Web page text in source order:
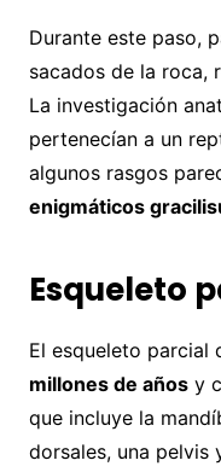
Durante este paso,
sacados de la roca,
La investigación
pertenecían a un
algunos rasgos
enigmáticos
Esqueleto
El esqueleto parcial
millones de añosy
que incluye la
dorsales, una pelvis